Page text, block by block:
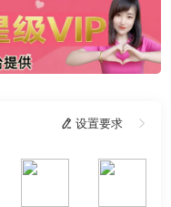
 设置要求 